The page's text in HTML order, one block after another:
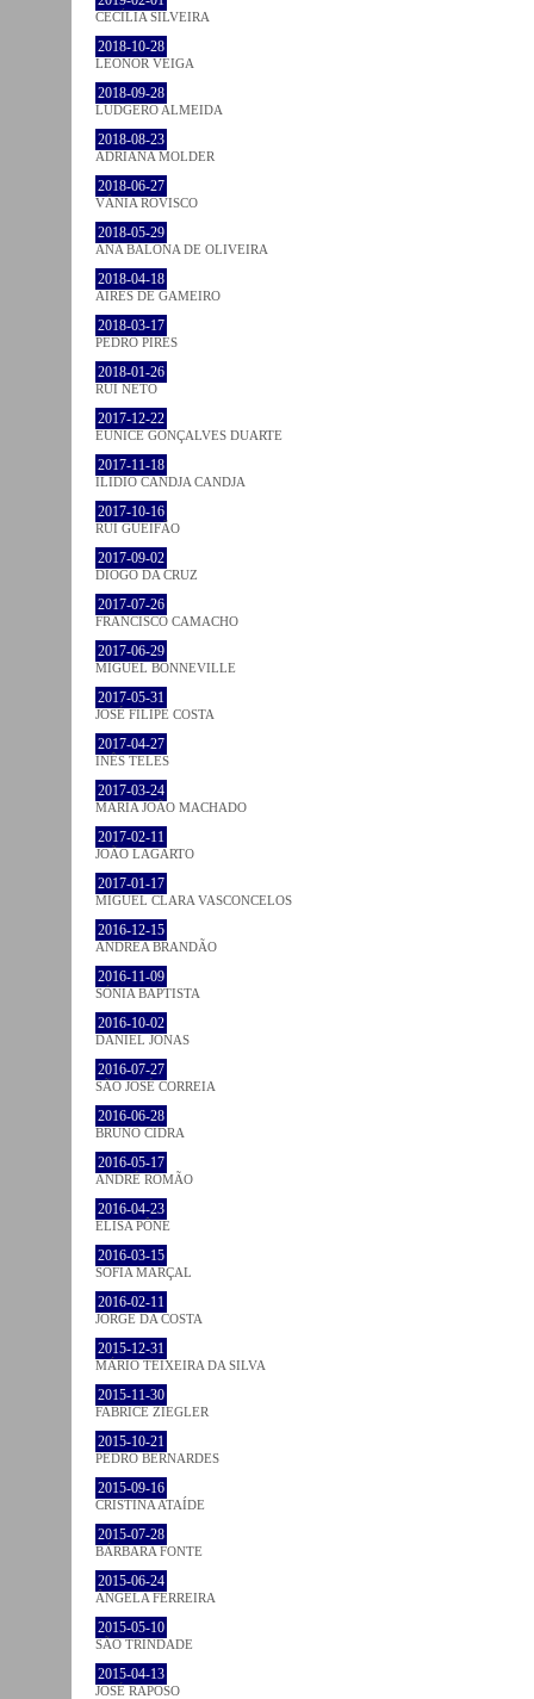
CECÍLIA SILVEIRA
2018-10-28
LEONOR VEIGA
2018-09-28
LUDGERO ALMEIDA
2018-08-23
ADRIANA MOLDER
2018-06-27
VÂNIA ROVISCO
2018-05-29
ANA BALONA DE OLIVEIRA
2018-04-18
AIRES DE GAMEIRO
2018-03-17
PEDRO PIRES
2018-01-26
RUI NETO
2017-12-22
EUNICE GONÇALVES DUARTE
2017-11-18
ILIDIO CANDJA CANDJA
2017-10-16
RUI GUEIFÃO
2017-09-02
DIOGO DA CRUZ
2017-07-26
FRANCISCO CAMACHO
2017-06-29
MIGUEL BONNEVILLE
2017-05-31
JOSÉ FILIPE COSTA
2017-04-27
INÊS TELES
2017-03-24
MARIA JOÃO MACHADO
2017-02-11
JOÃO LAGARTO
2017-01-17
MIGUEL CLARA VASCONCELOS
2016-12-15
ANDREA BRANDÃO
2016-11-09
SÓNIA BAPTISTA
2016-10-02
DANIEL JONAS
2016-07-27
SÃO JOSÉ CORREIA
2016-06-28
BRUNO CIDRA
2016-05-17
ANDRÉ ROMÃO
2016-04-23
ELISA PÔNE
2016-03-15
SOFIA MARÇAL
2016-02-11
JORGE DA COSTA
2015-12-31
MÁRIO TEIXEIRA DA SILVA
2015-11-30
FABRICE ZIEGLER
2015-10-21
PEDRO BERNARDES
2015-09-16
CRISTINA ATAÍDE
2015-07-28
BÁRBARA FONTE
2015-06-24
ÂNGELA FERREIRA
2015-05-10
SÃO TRINDADE
2015-04-13
JOSÉ RAPOSO